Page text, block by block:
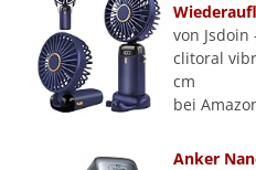
von
clitoral
cm
bei
Anker